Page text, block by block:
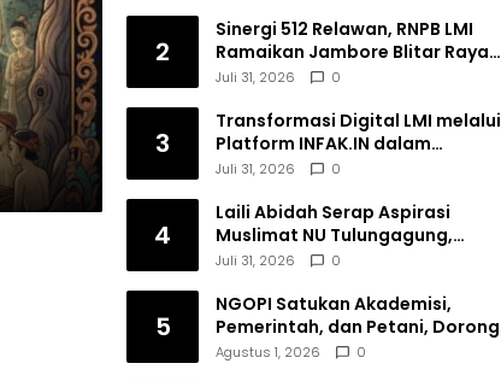
2
Sinergi 512 Relawan, RNPB LMI
Ramaikan Jambore Blitar Raya
2026
Juli 31, 2026 0
3
Transformasi Digital LMI melalui
Platform INFAK.IN dalam
Meningkatkan Penghimpunan
Juli 31, 2026 0
4
Laili Abidah Serap Aspirasi
Muslimat NU Tulungagung,
Dorong Penguatan Peran
Juli 31, 2026 0
5
NGOPI Satukan Akademisi,
Pemerintah, dan Petani, Dorong
Konservasi Hutan serta Daya
Agustus 1, 2026 0